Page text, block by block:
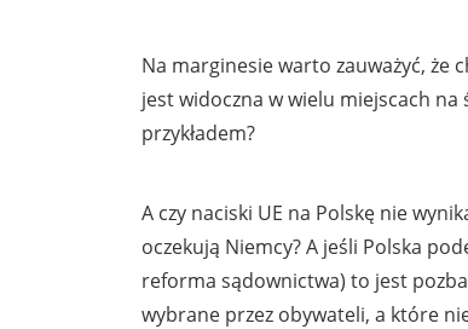
Na marginesie warto zauważyć,
jest widoczna w wielu miejscach na
przykładem?
A czy naciski UE na Polskę nie
oczekują Niemcy? A jeśli Polska
reforma sądownictwa) to jest
wybrane przez obywateli, a które